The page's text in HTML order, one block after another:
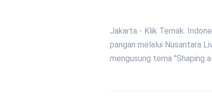
Jakarta - Klik Ternak.
pangan melalui Nusantara
mengusung tema "Shaping